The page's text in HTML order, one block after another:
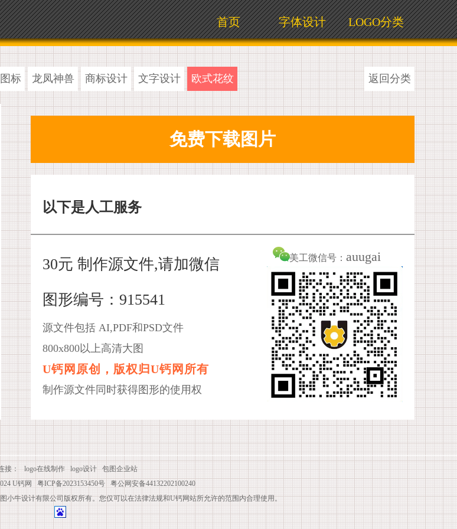
LOGO分类
字体设计
首页
标 龙凤神兽 商标设计 文字设计 欧式花纹 返回分类
以下是人工服务
30元 制作源文件,请加微信
图形编号：915541
源文件包括 AI,PDF和PSD文件
800x800以上高清大图
U钙网原创，版权归U钙网所有
制作源文件同时获得图形的使用权
美工微信号： auugai
接： logo在线制作 logo设计
包图企业站
U钙网 粤ICP备2023153450号
粤公网安备44132202100240
小牛设计有限公司版权所有。您仅可以在法律法规和U钙网站所允许的范围内合理使用。